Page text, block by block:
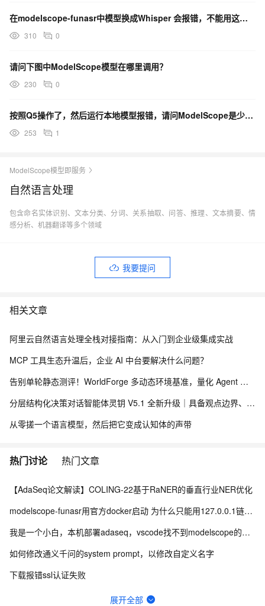
在modelscope-funasr中模型换成Whisper 会报错，不能用这个模型吗？
310 0
请问下图中ModelScope模型在哪里调用？
230 0
按照Q5操作了，然后运行本地模型报错，请问ModelScope是少了什么步骤吗 ？
253 1
ModelScope模型即服务
自然语言处理
包含命名实体识别、文本分类、分词、关系抽取、问答、推理、文本摘要、情
感分析、机器翻译等多个领域
我要提问
相关文章
阿里云自然语言处理全栈对接指南：从入门到企业级集成实战
MCP 工具生态升温后，企业 AI 中台要解决什么问题？
告别单轮静态测评！WorldForge 多动态环境基准，量化 Agent 组件协同能力
分层结构化决策对话智能体灵钥 V5.1 全新升级｜具备观点边界、关系感知的深度思辨 Agent，配套线上 Demo 与真实用户数据采集方案
从零搓一个语言模型，然后把它变成认知体的声带
热门讨论 热门文章
【AdaSeq论文解读】COLING-22基于RaNER的垂直行业NER优化
modelscope-funasr用官方docker启动 为什么只能用127.0.0.1链接wss？
我是一个小白，本机部署adaseq，vscode找不到modelscope的module
如何修改通义千问的system prompt，以修改自定义名字
下载报错ssl认证失败
modelscope-funasr的UniASR 的三种解码模式在哪里配置？
展开全部